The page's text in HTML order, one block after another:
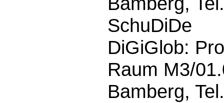
SchuDiDe
DiGiGlob:
Raum M3/
Bamberg,